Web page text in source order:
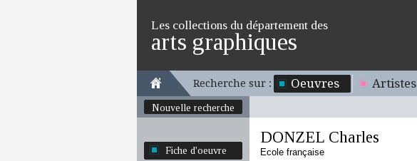
Les collections du département des
arts graphiques
Recherche sur : Oeuvres Artistes
Nouvelle recherche
Fiche d'oeuvre
DONZEL Charles
Ecole française